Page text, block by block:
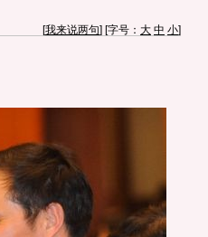
[我来说两句] [字号： 大 中 小]